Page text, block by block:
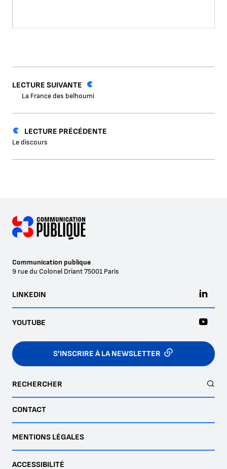
LECTURE PRÉCÉDENTE
Le discours
LECTURE SUIVANTE
La France des belhoumi
Communication publique
9 rue du Colonel Driant75001 Paris
S’INSCRIRE À LA NEWSLETTER
LINKEDIN
YOUTUBE
RECHERCHER
CONTACT
MENTIONS LÉGALES
ACCESSIBILITÉ